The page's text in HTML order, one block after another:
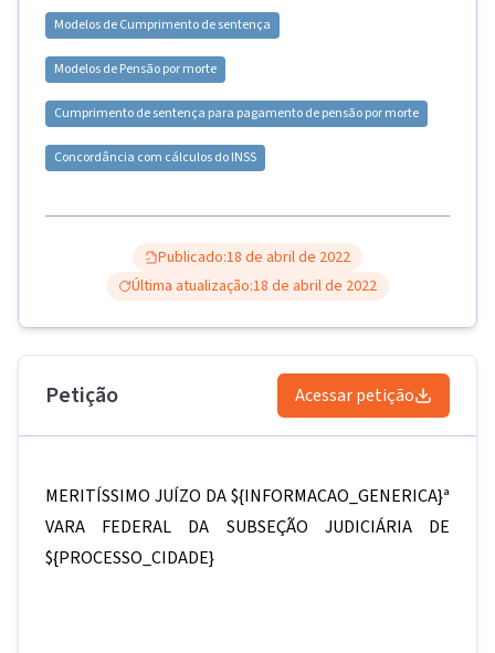
Modelos deCumprimento de sentença
Modelos dePensão por morte
Cumprimento de sentença para pagamento de pensão por morte
Concordância com cálculos do INSS
Publicado:18 de abril de 2022
Última atualização:18 de abril de 2022
Petição Acessar petição
MERITÍSSIMO JUÍZO DA${INFORMACAO_GENERICA}ª
VARA FEDERAL DA SUBSEÇÃO JUDICIÁRIA DE
${PROCESSO_CIDADE}